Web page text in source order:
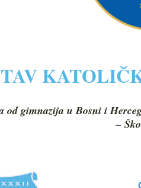
od gimnazija u Bosni i
–